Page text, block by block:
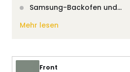
Samsung-Backofen und…
Mehr lesen
Front